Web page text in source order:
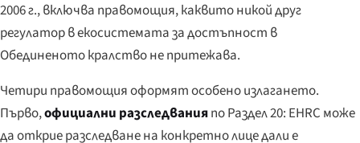
2006 г., включва правомощия, каквито никой друг
регулатор в екосистемата за достъпност в
Обединеното кралство не притежава.
Четири правомощия оформят особено излагането.
Първо,официални разследванияпо Раздел 20: EHRC може
да открие разследване на конкретно лице дали е